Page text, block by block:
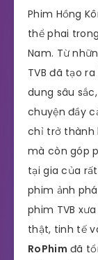
Phim Hồng
thể phai
Nam. Từ
TVB đã tạo
dung sâu
chuyện đầy
chỉ trở thành
mà còn góp
tại gia của
phim ảnh
phim TVB
thật, tinh tế
RoPhim đã